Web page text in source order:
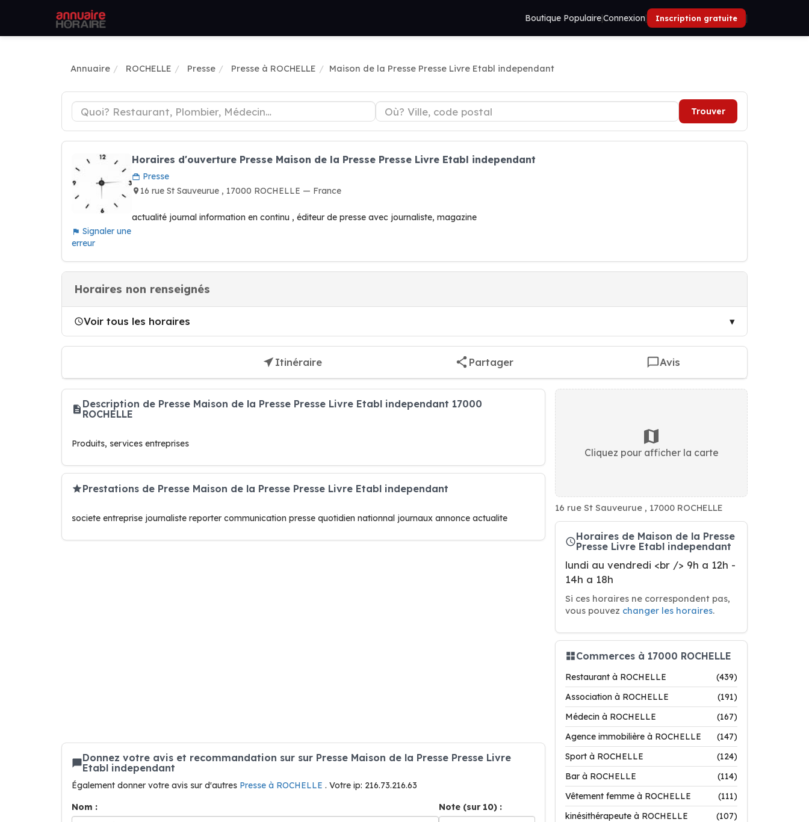
Boutique Populaire|Connexion| Inscription gratuite |
Annuaire ROCHELLE Presse Presse à ROCHELLE Maison de la Presse Presse Livre Etabl independant
Trouver
Signaler une
erreur
Horaires d'ouverture Presse Maison de la Presse Presse Livre Etabl independant
Presse
16 rue St Sauveurue , 17000 ROCHELLE — France
actualité journal information en continu , éditeur de presse avec journaliste, magazine
Horaires non renseignés
Voir tous les horaires
Itinéraire Partager Avis
Description de Presse Maison de la Presse Presse Livre Etabl independant 17000
ROCHELLE
Produits, services entreprises
Prestations de Presse Maison de la Presse Presse Livre Etabl independant
societe entreprise journaliste reporter communication presse quotidien nationnal journaux annonce actualite
Donnez votre avis et recommandation sur sur Presse Maison de la Presse Presse Livre
Etabl independant
Également donner votre avis sur d'autres Presse à ROCHELLE . Votre ip: 216.73.216.63
Nom :
Note (sur 10) :
Cliquez pour afficher la carte
16 rue St Sauveurue , 17000 ROCHELLE
Horaires de Maison de la Presse
Presse Livre Etabl independant
lundi au vendredi <br /> 9h a 12h -
14h a 18h
Si ces horaires ne correspondent pas,
vous pouvez changer les horaires.
Commerces à 17000 ROCHELLE
Restaurant à ROCHELLE
(439)
Association à ROCHELLE
(191)
Médecin à ROCHELLE
(167)
Agence immobilière à ROCHELLE
(147)
Sport à ROCHELLE
(124)
Bar à ROCHELLE
(114)
Vêtement femme à ROCHELLE
(111)
kinésithérapeute à ROCHELLE
(107)